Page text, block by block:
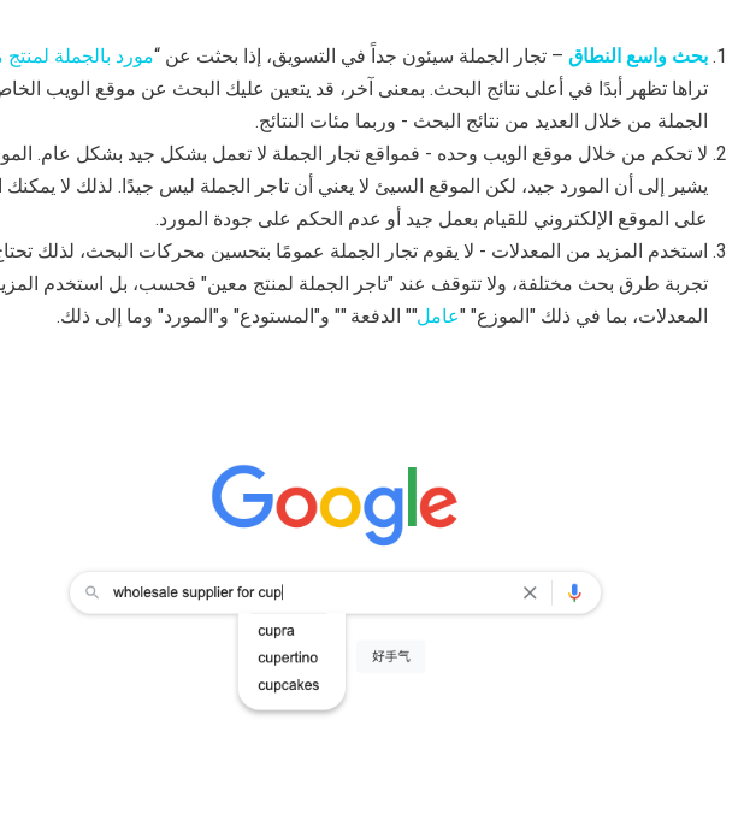
بحث واسع النطاق – تجار الجملة سيئون جداً في التسويق، إذا بحثت عن “مورد بالجملة لمنتج
تراها تظهر أبدًا في أعلى نتائج البحث. بمعنى آخر، قد يتعين عليك البحث عن موقع الويب
الجملة من خلال العديد من نتائج البحث - وربما مئات النتائج.
لا تحكم من خلال موقع الويب وحده - فمواقع تجار الجملة لا تعمل بشكل جيد بشكل عام.
يشير إلى أن المورد جيد، لكن الموقع السيئ لا يعني أن تاجر الجملة ليس جيدًا. لذلك لا يمكنك
على الموقع الإلكتروني للقيام بعمل جيد أو عدم الحكم على جودة المورد.
استخدم المزيد من المعدلات - لا يقوم تجار الجملة عمومًا بتحسين محركات البحث، لذلك
تجربة طرق بحث مختلفة، ولا تتوقف عند "تاجر الجملة لمنتج معين" فحسب، بل استخدم
المعدلات، بما في ذلك "الموزع" "عامل"" الدفعة "" و"المستودع" و"المورد" وما إلى ذلك.